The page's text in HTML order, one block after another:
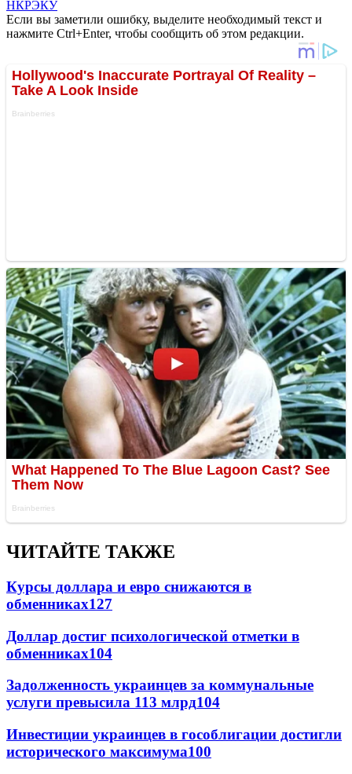
НКРЭКУ
Если вы заметили ошибку, выделите необходимый текст и
нажмите Ctrl+Enter, чтобы сообщить об этом редакции.
ЧИТАЙТЕ ТАКЖЕ
Курсы доллара и евро снижаются в
обменниках127
Доллар достиг психологической отметки в
обменниках104
Задолженность украинцев за коммунальные
услуги превысила 113 млрд104
Инвестиции украинцев в гособлигации достигли
исторического максимума100